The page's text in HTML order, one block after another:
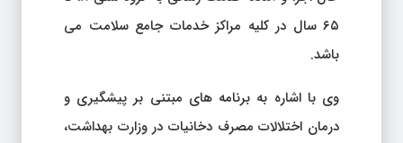
۶۵ سال در کلیه مراکز خدمات جامع سلامت می
باشد.
وی با اشاره به برنامه های مبتنی بر پیشگیری و
درمان اختلالات مصرف دخانیات در وزارت بهداشت،